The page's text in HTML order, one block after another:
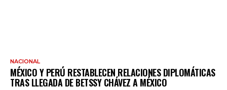
NACIONAL
MÉXICO Y PERÚ RESTABLECEN RELACIONES DIPLOMÁTICAS
TRAS LLEGADA DE BETSSY CHÁVEZ A MÉXICO